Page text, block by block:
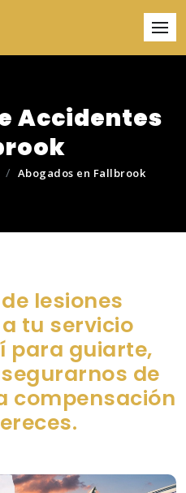
Accidentes
Abogados en Fallbrook
lesiones
tu servicio
para guiarte,
de
compensación